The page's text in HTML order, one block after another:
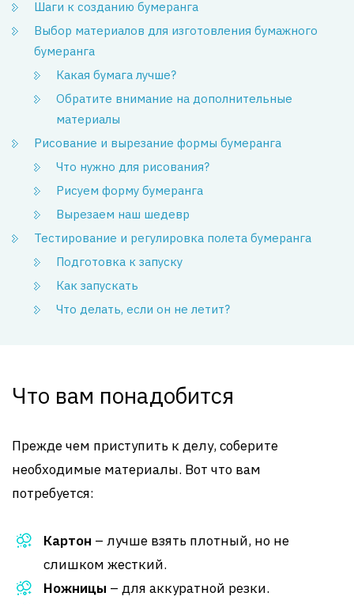
Шаги к созданию бумеранга
Выбор материалов для изготовления бумажного
бумеранга
Какая бумага лучше?
Обратите внимание на дополнительные
материалы
Рисование и вырезание формы бумеранга
Что нужно для рисования?
Рисуем форму бумеранга
Вырезаем наш шедевр
Тестирование и регулировка полета бумеранга
Подготовка к запуску
Как запускать
Что делать, если он не летит?
Что вам понадобится
Прежде чем приступить к делу, соберите
необходимые материалы. Вот что вам
потребуется:
Картон – лучше взять плотный, но не
слишком жесткий.
Ножницы – для аккуратной резки.